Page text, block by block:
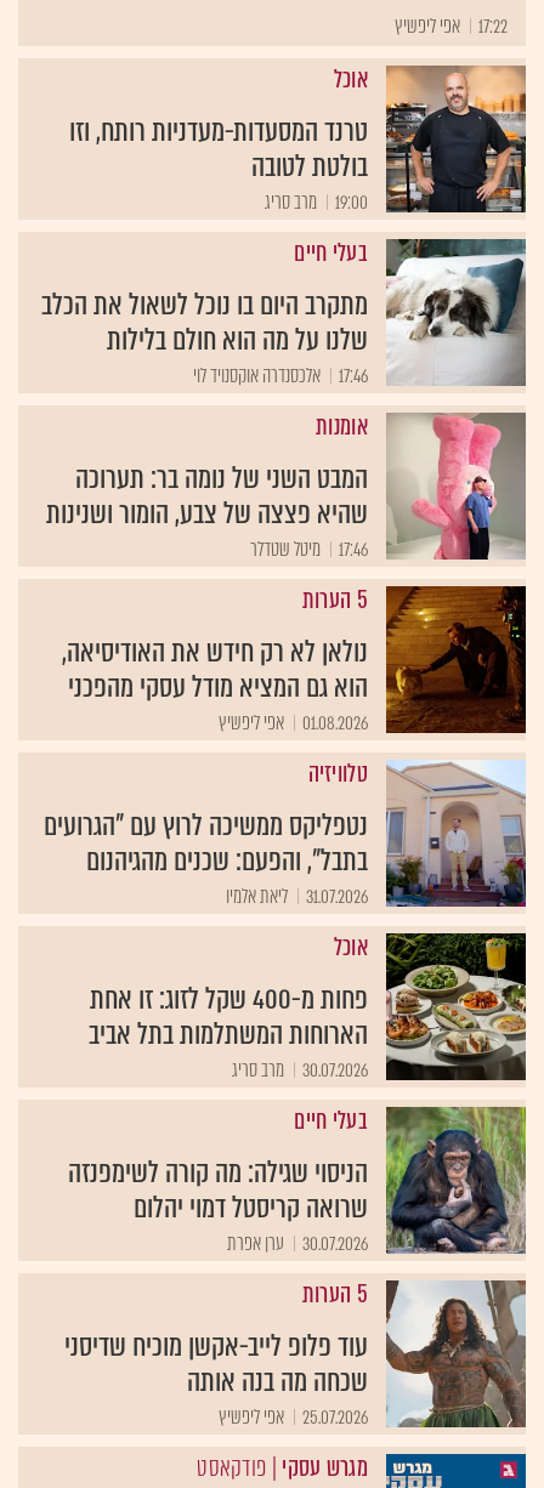
17:22 אפי ליפשיץ
אוכל
טרנד המסעדות-מעדניות רותח, וזו
בולטת לטובה
19:00 מרב סריג
בעלי חיים
מתקרב היום בו נוכל לשאול את הכלב
שלנו על מה הוא חולם בלילות
17:46 אלכסנדרה אוקסנויד לוי
אומנות
המבט השני של נומה בר: תערוכה
שהיא פצצה של צבע, הומור ושנינות
17:46 מיטל שטדלר
5 הערות
נולאן לא רק חידש את האודיסיאה,
הוא גם המציא מודל עסקי מהפכני
01.08.2026 אפי ליפשיץ
טלוויזיה
נטפליקס ממשיכה לרוץ עם "הגרועים
בתבל", והפעם: שכנים מהגיהנום
31.07.2026 ליאת אלמיו
אוכל
פחות מ-400 שקל לזוג: זו אחת
הארוחות המשתלמות בתל אביב
30.07.2026 מרב סריג
בעלי חיים
הניסוי שגילה: מה קורה לשימפנזה
שרואה קריסטל דמוי יהלום
30.07.2026 ערן אפרת
5 הערות
עוד פלופ לייב-אקשן מוכיח שדיסני
שכחה מה בנה אותה
25.07.2026 אפי ליפשיץ
מגרש עסקי | פודקאסט